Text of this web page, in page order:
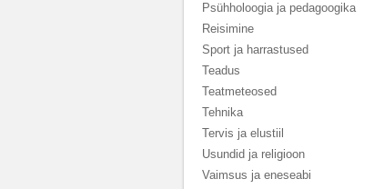
Psühholoogia ja pedagoogika
Reisimine
Sport ja harrastused
Teadus
Teatmeteosed
Tehnika
Tervis ja elustiil
Usundid ja religioon
Vaimsus ja eneseabi